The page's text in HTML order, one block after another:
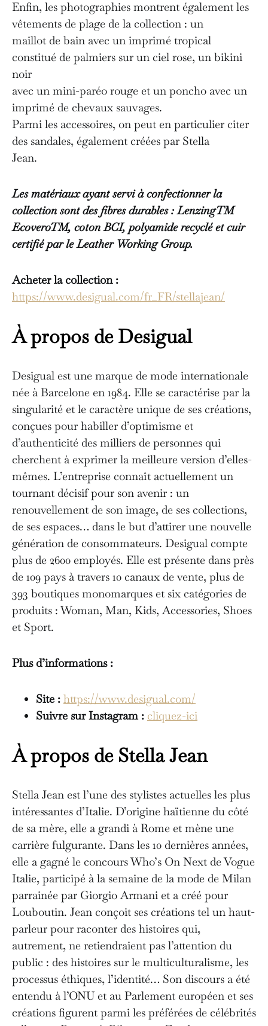
Enfin, les photographies montrent également les
vêtements de plage de la collection : un
maillot de bain avec un imprimé tropical
constitué de palmiers sur un ciel rose, un bikini
noir
avec un mini-paréo rouge et un poncho avec un
imprimé de chevaux sauvages.
Parmi les accessoires, on peut en particulier citer
des sandales, également créées par Stella
Jean.
Les matériaux ayant servi à confectionner la
collection sont des fibres durables : LenzingTM
EcoveroTM, coton BCI, polyamide recyclé et cuir
certifié par le Leather Working Group.
Acheter la collection :
https://www.desigual.com/fr_FR/stellajean/
À propos de Desigual
Desigual est une marque de mode internationale
née à Barcelone en 1984. Elle se caractérise par la
singularité et le caractère unique de ses créations,
conçues pour habiller d’optimisme et
d’authenticité des milliers de personnes qui
cherchent à exprimer la meilleure version d’elles-
mêmes. L’entreprise connaît actuellement un
tournant décisif pour son avenir : un
renouvellement de son image, de ses collections,
de ses espaces… dans le but d’attirer une nouvelle
génération de consommateurs. Desigual compte
plus de 2600 employés. Elle est présente dans près
de 109 pays à travers 10 canaux de vente, plus de
393 boutiques monomarques et six catégories de
produits : Woman, Man, Kids, Accessories, Shoes
et Sport.
Plus d’informations :
Site : https://www.desigual.com/
Suivre sur Instagram : cliquez-ici
À propos de Stella Jean
Stella Jean est l’une des stylistes actuelles les plus
intéressantes d’Italie. D’origine haïtienne du côté
de sa mère, elle a grandi à Rome et mène une
carrière fulgurante. Dans les 10 dernières années,
elle a gagné le concours Who’s On Next de Vogue
Italie, participé à la semaine de la mode de Milan
parrainée par Giorgio Armani et a créé pour
Louboutin. Jean conçoit ses créations tel un haut-
parleur pour raconter des histoires qui,
autrement, ne retiendraient pas l’attention du
public : des histoires sur le multiculturalisme, les
processus éthiques, l’identité… Son discours a été
entendu à l’ONU et au Parlement européen et ses
créations figurent parmi les préférées de célébrités